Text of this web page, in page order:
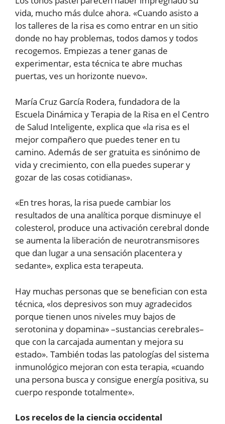
vida, mucho más dulce ahora. «Cuando asisto a
los talleres de la risa es como entrar en un sitio
donde no hay problemas, todos damos y todos
recogemos. Empiezas a tener ganas de
experimentar, esta técnica te abre muchas
puertas, ves un horizonte nuevo».
María Cruz García Rodera, fundadora de la
Escuela Dinámica y Terapia de la Risa en el Centro
de Salud Inteligente, explica que «la risa es el
mejor compañero que puedes tener en tu
camino. Además de ser gratuita es sinónimo de
vida y crecimiento, con ella puedes superar y
gozar de las cosas cotidianas».
«En tres horas, la risa puede cambiar los
resultados de una analítica porque disminuye el
colesterol, produce una activación cerebral donde
se aumenta la liberación de neurotransmisores
que dan lugar a una sensación placentera y
sedante», explica esta terapeuta.
Hay muchas personas que se benefician con esta
técnica, «los depresivos son muy agradecidos
porque tienen unos niveles muy bajos de
serotonina y dopamina» –sustancias cerebrales–
que con la carcajada aumentan y mejora su
estado». También todas las patologías del sistema
inmunológico mejoran con esta terapia, «cuando
una persona busca y consigue energía positiva, su
cuerpo responde totalmente».
Los recelos de la ciencia occidental